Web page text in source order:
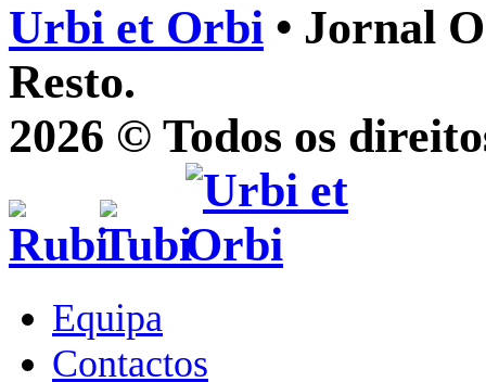
Urbi et Orbi • Jornal
Resto.
2026 © Todos os
Equipa
Contactos